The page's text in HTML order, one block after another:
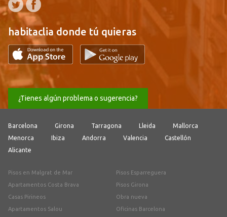
habitaclia donde tú quieras
¿Tienes algún problema o sugerencia?
Barcelona Girona Tarragona Lleida
Mallorca
Menorca
Ibiza Andorra Valencia
Castellón
Alicante
Pisos en Malgrat de Mar
Apartamentos Costa Brava
Casas Pirineos
Apartamentos Salou
Pisos Esparreguera
Pisos Girona
Obra nueva
Oficinas Barcelona